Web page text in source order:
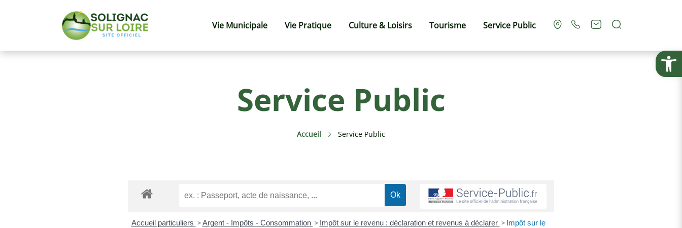
Ouvrir
Vie Municipale Vie Pratique Culture & Loisirs Tourisme Service Public
Service Public
Accueil Service Public
Accueil particuliers > Argent - Impôts - Consommation > Impôt sur le revenu : déclaration et revenus à déclarer > Impôt sur le